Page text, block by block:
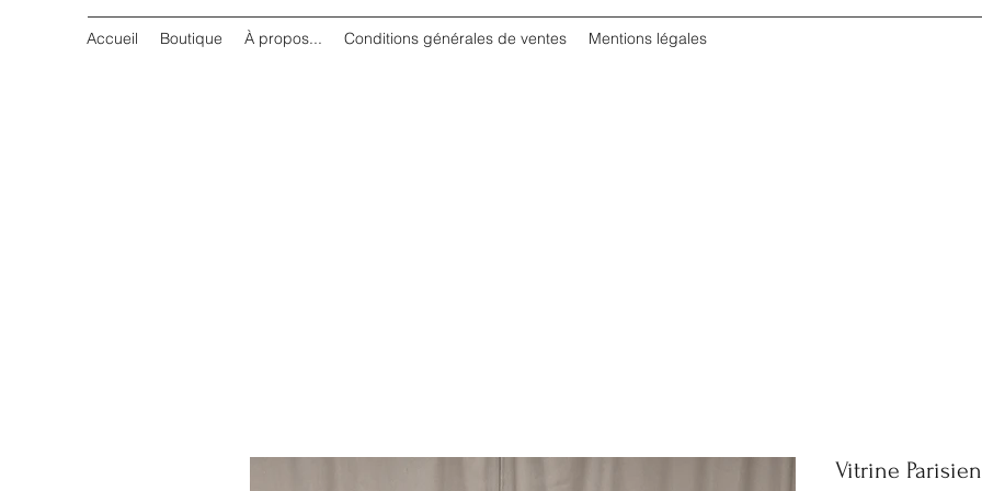
Accueil Boutique À propos... Conditions générales de ventes Mentions légales
Vitrine